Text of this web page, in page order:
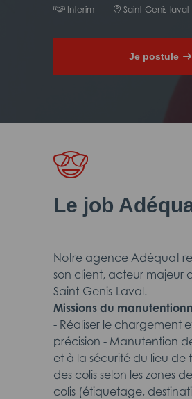
Interim Saint-Genis-laval
Je postule
Le job
Notre agence Adéquat
son client, acteur majeur
Saint-Genis-Laval.
Missions du
- Réaliser le chargement
précision - Manutention
et à la sécurité du lieu de
des colis selon les zones
colis (étiquetage,